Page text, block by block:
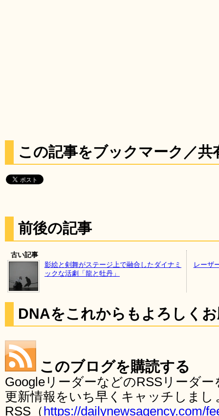
この記事をブックマーク／共
前後の記事
古い記事
影絵と剣舞がステージ上で融合したダイナミ
ックな活劇「龍と牡丹」
レーザ
DNAをこれからもよろしく
このブログを購読する
GoogleリーダーなどのRSSリーダ
更新情報をいち早くキャッチしま
RSS（ https://dailynewsagency.com/